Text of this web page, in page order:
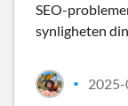
SEO-
synligheten
•